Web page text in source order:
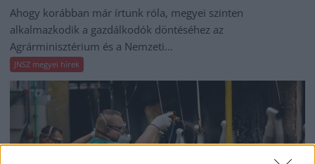
Ahogy korábban már írtunk róla, megyei szinten
alkalmazkodik a gazdálkodók döntéséhez az
Agrárminisztérium és a Nemzeti...
JNSZ megyei hírek